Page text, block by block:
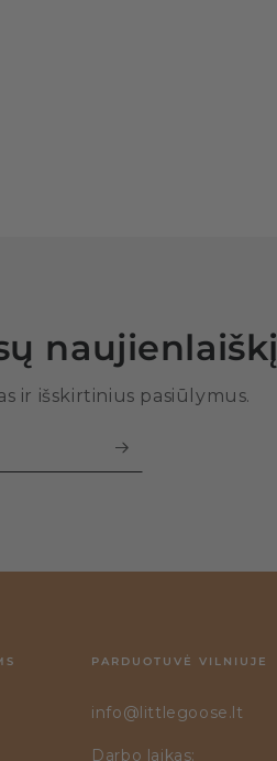
naujienlaiškį
ir išskirtinius pasiūlymus.
PARDUOTUVĖ VILNIUJE
info@littlegoose.lt
Darbo laikas: